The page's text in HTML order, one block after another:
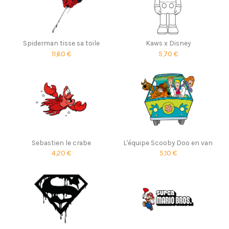
Spiderman tisse sa toile
11,60 €
Kaws x Disney
5,70 €
Sebastien le crabe
4,20 €
L'équipe Scooby Doo en van
5,10 €